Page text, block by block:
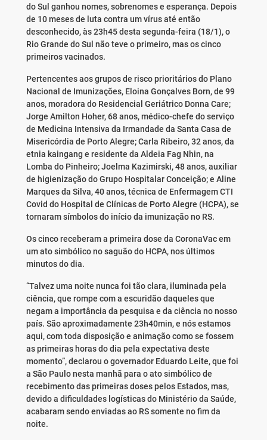
do Sul ganhou nomes, sobrenomes e esperança. Depois
de 10 meses de luta contra um vírus até então
desconhecido, às 23h45 desta segunda-feira (18/1), o
Rio Grande do Sul não teve o primeiro, mas os cinco
primeiros vacinados.
Pertencentes aos grupos de risco prioritários do Plano
Nacional de Imunizações, Eloina Gonçalves Born, de 99
anos, moradora do Residencial Geriátrico Donna Care;
Jorge Amilton Hoher, 68 anos, médico-chefe do serviço
de Medicina Intensiva da Irmandade da Santa Casa de
Misericórdia de Porto Alegre; Carla Ribeiro, 32 anos, da
etnia kaingang e residente da Aldeia Fag Nhin, na
Lomba do Pinheiro; Joelma Kazimirski, 48 anos, auxiliar
de higienização do Grupo Hospitalar Conceição; e Aline
Marques da Silva, 40 anos, técnica de Enfermagem CTI
Covid do Hospital de Clínicas de Porto Alegre (HCPA), se
tornaram símbolos do início da imunização no RS.
Os cinco receberam a primeira dose da CoronaVac em
um ato simbólico no saguão do HCPA, nos últimos
minutos do dia.
“Talvez uma noite nunca foi tão clara, iluminada pela
ciência, que rompe com a escuridão daqueles que
negam a importância da pesquisa e da ciência no nosso
país. São aproximadamente 23h40min, e nós estamos
aqui, com toda disposição e animação como se fossem
as primeiras horas do dia pela expectativa deste
momento”, declarou o governador Eduardo Leite, que foi
a São Paulo nesta manhã para o ato simbólico de
recebimento das primeiras doses pelos Estados, mas,
devido a dificuldades logísticas do Ministério da Saúde,
acabaram sendo enviadas ao RS somente no fim da
noite.